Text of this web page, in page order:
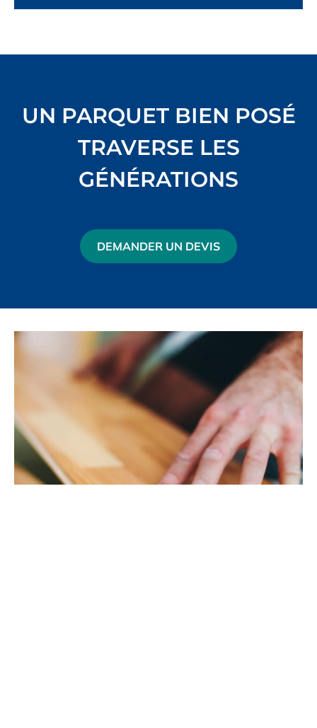
UN PARQUET BIEN POSÉ
TRAVERSE LES
GÉNÉRATIONS
DEMANDER UN DEVIS